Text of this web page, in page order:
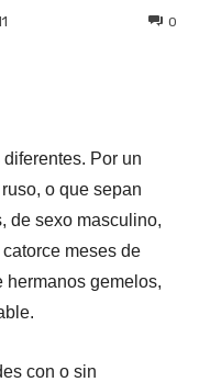
0
Por un
o que sepan
de sexo masculino,
meses de
hermanos gemelos,
con o sin